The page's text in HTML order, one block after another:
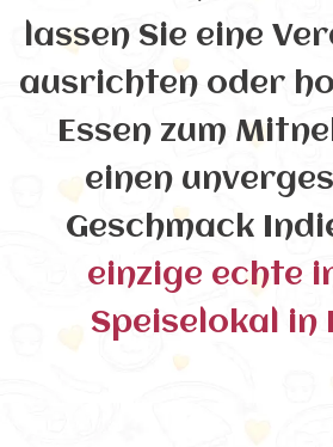
lassen Sie eine
ausrichten oder
Essen zum
einen
Geschmack
einzige echte
Speiselokal in